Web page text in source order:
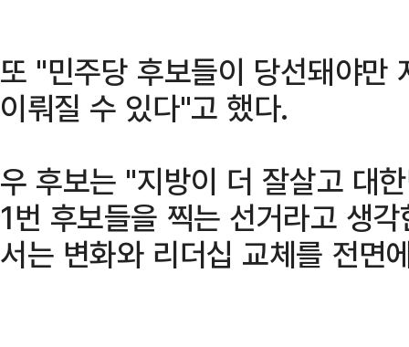
또 "민주당 후보들이 당선돼야만
이뤄질 수 있다"고 했다.
우 후보는 "지방이 더 잘살고 대
1번 후보들을 찍는 선거라고 생
서는 변화와 리더십 교체를 전면